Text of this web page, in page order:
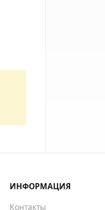
ИНФОРМАЦИЯ
Контакты